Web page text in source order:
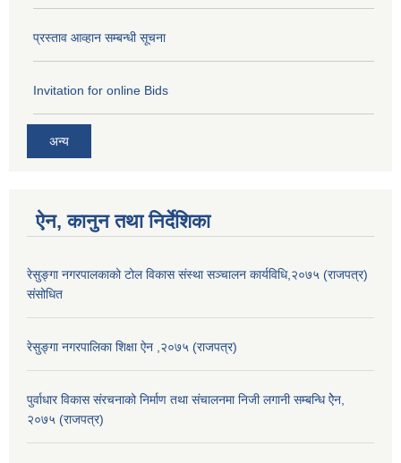
प्रस्ताव आव्हान सम्बन्धी सूचना
Invitation for online Bids
अन्य
ऐन, कानुन तथा निर्देशिका
रेसुङ्गा नगरपालकाको टोल विकास संस्था सञ्चालन कार्यविधि,२०७५ (राजपत्र)
संसोधित
रेसुङ्गा नगरपालिका शिक्षा ऐन ,२०७५ (राजपत्र)
पुर्वाधार विकास संरचनाको निर्माण तथा स‌ंचालनमा निजी लगानी सम्बन्धि ऐेन,
२०७५ (राजपत्र)